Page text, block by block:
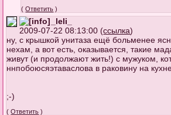
(Ответить )
_leli_
2009-07-22 08:13:00 (ссылка)
ну, с крышкой унитаза ещё больменее
нехам, а вот есть, оказывается, такие
живут (и продолжают жить!) с мужуком,
ннпобоюсяэтаваслова в раковину на
;-)
(Ответить )